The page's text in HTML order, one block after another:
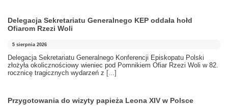
Delegacja Sekretariatu Generalnego KEP oddała hołd
Ofiarom Rzezi Woli
5 sierpnia 2026
Delegacja Sekretariatu Generalnego Konferencji Episkopatu Polski
złożyła okolicznościowy wieniec pod Pomnikiem Ofiar Rzezi Woli w 82.
rocznicę tragicznych wydarzeń z [...]
Przygotowania do wizyty papieża Leona XIV w Polsce